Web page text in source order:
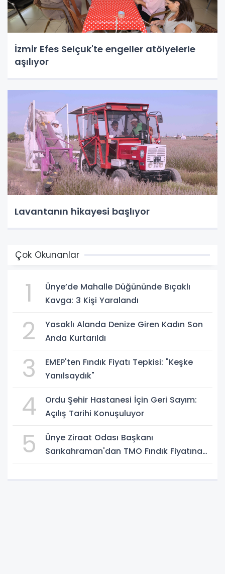
İzmir Efes Selçuk'te engeller atölyelerle
aşılıyor
Lavantanın hikayesi başlıyor
Çok Okunanlar
1
Ünye’de Mahalle Düğününde Bıçaklı
Kavga: 3 Kişi Yaralandı
2
Yasaklı Alanda Denize Giren Kadın Son
Anda Kurtarıldı
3
EMEP'ten Fındık Fiyatı Tepkisi: "Keşke
Yanılsaydık"
4
Ordu Şehir Hastanesi İçin Geri Sayım:
Açılış Tarihi Konuşuluyor
5
Ünye Ziraat Odası Başkanı
Sarıkahraman'dan TMO Fındık Fiyatına